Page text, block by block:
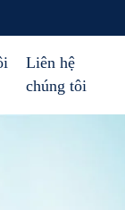
Liên hệ
chúng tôi